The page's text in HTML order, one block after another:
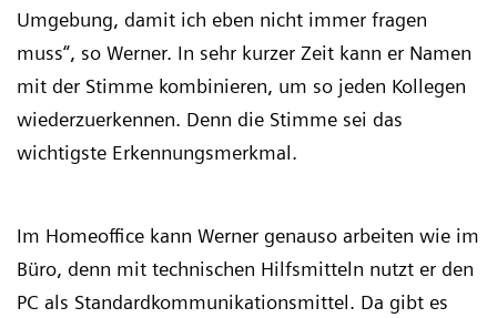
Umgebung, damit ich eben nicht immer fragen
muss“, so Werner. In sehr kurzer Zeit kann er Namen
mit der Stimme kombinieren, um so jeden Kollegen
wiederzuerkennen. Denn die Stimme sei das
wichtigste Erkennungsmerkmal.
Im Homeoffice kann Werner genauso arbeiten wie im
Büro, denn mit technischen Hilfsmitteln nutzt er den
PC als Standardkommunikationsmittel. Da gibt es